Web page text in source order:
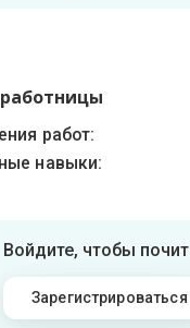
работ:
навыки:
Войдите, чтобы
Зарегистрироваться